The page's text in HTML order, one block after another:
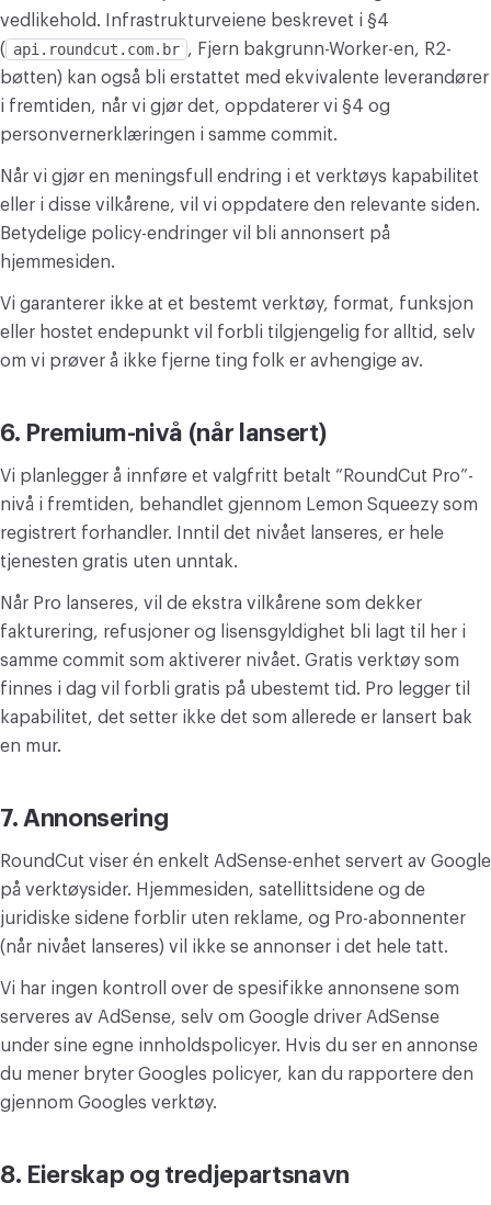
vedlikehold. Infrastrukturveiene beskrevet i §4
( api.roundcut.com.br , Fjern bakgrunn-Worker-en, R2-
bøtten) kan også bli erstattet med ekvivalente leverandører
i fremtiden, når vi gjør det, oppdaterer vi §4 og
personvernerklæringen i samme commit.
Når vi gjør en meningsfull endring i et verktøys kapabilitet
eller i disse vilkårene, vil vi oppdatere den relevante siden.
Betydelige policy-endringer vil bli annonsert på
hjemmesiden.
Vi garanterer ikke at et bestemt verktøy, format, funksjon
eller hostet endepunkt vil forbli tilgjengelig for alltid, selv
om vi prøver å ikke fjerne ting folk er avhengige av.
6. Premium-nivå (når lansert)
Vi planlegger å innføre et valgfritt betalt “RoundCut Pro”-
nivå i fremtiden, behandlet gjennom Lemon Squeezy som
registrert forhandler. Inntil det nivået lanseres, er hele
tjenesten gratis uten unntak.
Når Pro lanseres, vil de ekstra vilkårene som dekker
fakturering, refusjoner og lisensgyldighet bli lagt til her i
samme commit som aktiverer nivået. Gratis verktøy som
finnes i dag vil forbli gratis på ubestemt tid. Pro legger til
kapabilitet, det setter ikke det som allerede er lansert bak
en mur.
7. Annonsering
RoundCut viser én enkelt AdSense-enhet servert av Google
på verktøysider. Hjemmesiden, satellittsidene og de
juridiske sidene forblir uten reklame, og Pro-abonnenter
(når nivået lanseres) vil ikke se annonser i det hele tatt.
Vi har ingen kontroll over de spesifikke annonsene som
serveres av AdSense, selv om Google driver AdSense
under sine egne innholdspolicyer. Hvis du ser en annonse
du mener bryter Googles policyer, kan du rapportere den
gjennom Googles verktøy.
8. Eierskap og tredjepartsnavn